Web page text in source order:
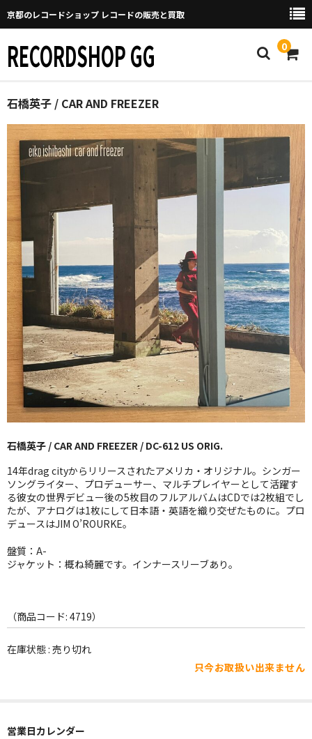
京都のレコードショップ レコードの販売と買取
RECORDSHOP GG 0
Home
マイページ
GGについて
買取について
取り置きなどについて
Categories
New Arrivals
GG RECORD （当店のレーベル）
全商品
JAZZ-US
BLUE NOTE
JAZZ-EU
JAZZ-JP
JAZZ-VOCAL
ROCK
WORLD
その他
石橋英子 / CAR AND FREEZER
石橋英子 / CAR AND FREEZER / DC-612 US ORIG.
14年drag cityからリリースされたアメリカ・オリジナル。シンガー
ソングライター、プロデューサー、マルチプレイヤーとして活躍す
る彼女の世界デビュー後の5枚目のフルアルバムはCDでは2枚組でし
たが、アナログは1枚にして日本語・英語を織り交ぜたものに。プロ
デュースはJIM O’ROURKE。
盤質：A-
ジャケット：概ね綺麗です。インナースリーブあり。
（商品コード: 4719）
在庫状態 : 売り切れ
只今お取扱い出来ません
営業日カレンダー